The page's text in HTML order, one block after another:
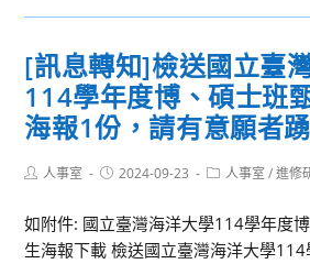
一
參
與
歡
教
節！
審
員
會
辦
重
票
選
轉
本
校
公
中
113
年
[訊息轉知]檢送國立臺
114學年度博、碩士班
海報1份，請有意願者
Post人事室
Post2024-09-23
Post人事室 / 進修
如附件: 國立臺灣海洋大學114學年度
生海報下載 檢送國立臺灣海洋大學114